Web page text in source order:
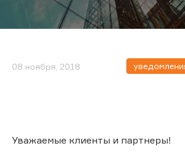
08 ноября, 2018
Уважаемые клиенты и партнеры!